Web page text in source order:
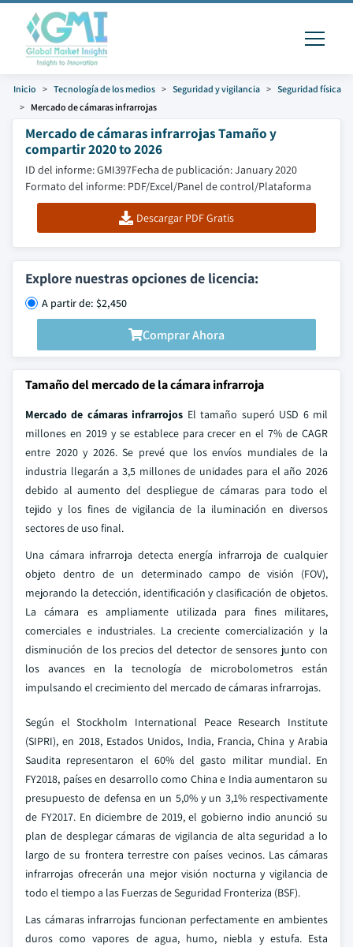
Inicio Tecnología de los medios Seguridad y vigilancia
Seguridad física
Mercado de cámaras infrarrojas
Mercado de cámaras infrarrojas Tamaño y
compartir 2020 to 2026
ID del informe: GMI397Fecha de publicación: January 2020
Formato del informe: PDF/Excel/Panel de control/Plataforma
Descargar PDF Gratis
Explore nuestras opciones de licencia:
A partir de: $2,450
Comprar Ahora
Tamaño del mercado de la cámara infrarroja
Mercado de cámaras infrarrojos El tamaño superó USD 6 mil
millones en 2019 y se establece para crecer en el 7% de CAGR
entre 2020 y 2026. Se prevé que los envíos mundiales de la
industria llegarán a 3,5 millones de unidades para el año 2026
debido al aumento del despliegue de cámaras para todo el
tejido y los fines de vigilancia de la iluminación en diversos
sectores de uso final.
Una cámara infrarroja detecta energía infrarroja de cualquier
objeto dentro de un determinado campo de visión (FOV),
mejorando la detección, identificación y clasificación de objetos.
La cámara es ampliamente utilizada para fines militares,
comerciales e industriales. La creciente comercialización y la
disminución de los precios del detector de sensores junto con
los avances en la tecnología de microbolometros están
impulsando el crecimiento del mercado de cámaras infrarrojas.
Según el Stockholm International Peace Research Institute
(SIPRI), en 2018, Estados Unidos, India, Francia, China y Arabia
Saudita representaron el 60% del gasto militar mundial. En
FY2018, países en desarrollo como China e India aumentaron su
presupuesto de defensa en un 5,0% y un 3,1% respectivamente
de FY2017. En diciembre de 2019, el gobierno indio anunció su
plan de desplegar cámaras de vigilancia de alta seguridad a lo
largo de su frontera terrestre con países vecinos. Las cámaras
infrarrojas ofrecerán una mejor visión nocturna y vigilancia de
todo el tiempo a las Fuerzas de Seguridad Fronteriza (BSF).
Las cámaras infrarrojas funcionan perfectamente en ambientes
duros como vapores de agua, humo, niebla y estufa. Esta